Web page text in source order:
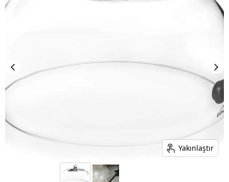
Yakınlaştır